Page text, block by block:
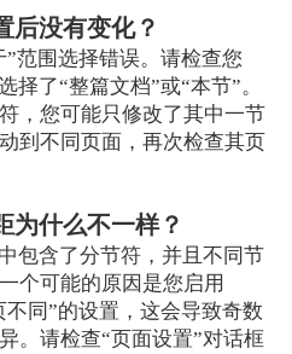
后没有变化？
范围选择错误。请检查您
择了“整篇文档”或“本节”。
，您可能只修改了其中一节
到不同页面，再次检查其页
为什么不一样？
包含了分节符，并且不同节
个可能的原因是您启用
同”的设置，这会导致奇数
。请检查“页面设置”对话框